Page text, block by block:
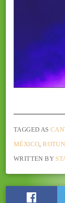
TAGGED AS
MÉXICO ,
WRITTEN BY